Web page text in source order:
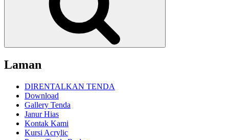
Laman
DIRENTALKAN TENDA
Download
Gallery Tenda
Janur Hias
Kontak Kami
Kursi Acrylic